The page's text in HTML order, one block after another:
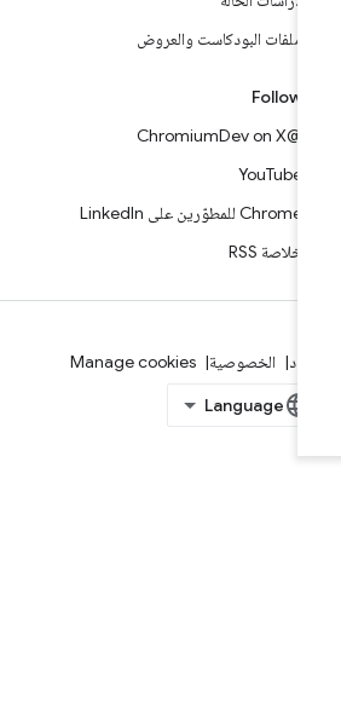
ملفات البودكاست والعروض
Follow
YouTube
Chrome للمطوّرين على LinkedIn
خلاصة RSS
الخصوصية Manage cookies